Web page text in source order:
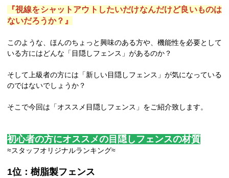
『視線をシャットアウトしたいだけなんだけど良いものは
ないだろうか？』
このような、ほんのちょっと興味のある方や、機能性を必要として
いる方にはどんな「目隠しフェンス」があるのか？
そして上級者の方には「新しい目隠しフェンス」が気になっている
のではないでしょうか？
そこで今回は「オススメ目隠しフェンス」をご紹介致します。
初心者の方にオススメの目隠しフェンスの材質
≈スタッフオリジナルランキング≈
1位：樹脂製フェンス